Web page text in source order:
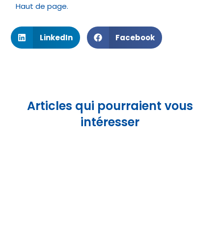
Haut de page.
LinkedIn Facebook
Articles qui pourraient vous
intéresser